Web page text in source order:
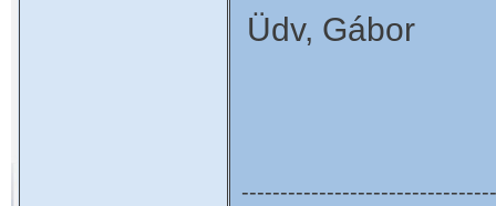
Üdv, Gábor